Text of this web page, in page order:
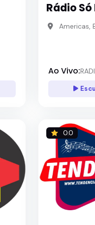
Rádio Só
Americas,
Ao Vivo:
0.0